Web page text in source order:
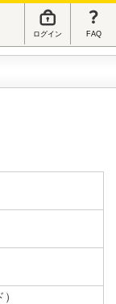
ログイン FAQ